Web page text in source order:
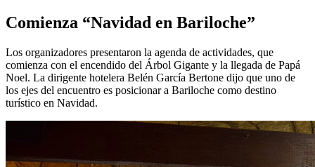
Comienza “Navidad en Bariloche”
Los organizadores presentaron la agenda de actividades, que
comienza con el encendido del Árbol Gigante y la llegada de Papá
Noel. La dirigente hotelera Belén García Bertone dijo que uno de
los ejes del encuentro es posicionar a Bariloche como destino
turístico en Navidad.